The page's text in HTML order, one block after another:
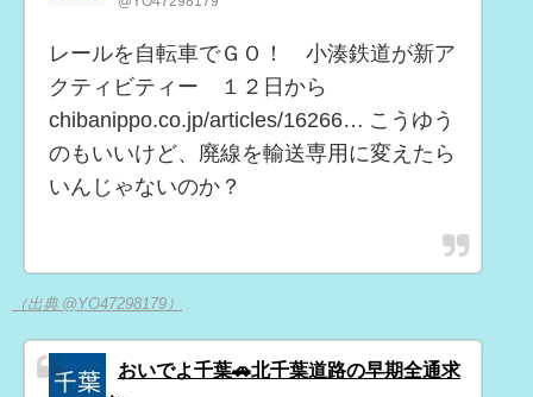
レールを自転車でＧＯ！ 小湊鉄道が新ア
クティビティー １２日から
chibanippo.co.jp/articles/16266… こうゆう
のもいいけど、廃線を輸送専用に変えたら
いんじゃないのか？
（出典 @YO47298179）
おいでよ千葉🚗北千葉道路の早期全通求